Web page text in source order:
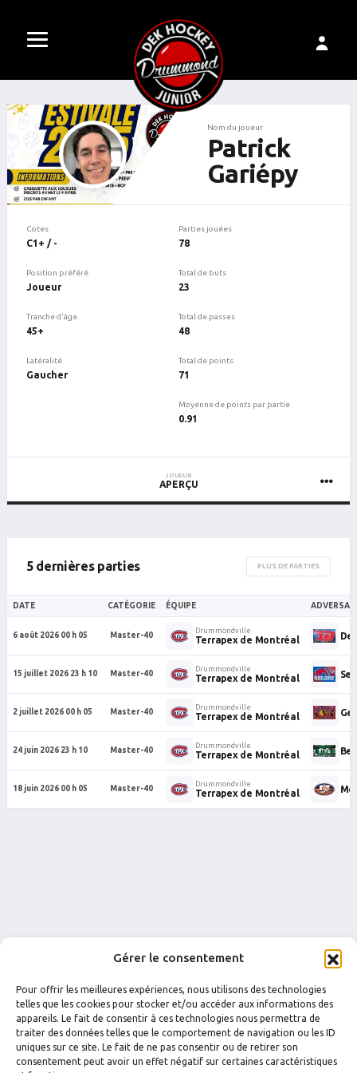
Gérer le consentement
Pour offrir les meilleures expériences, nous utilisons des technologies
telles que les cookies pour stocker et/ou accéder aux informations des
appareils. Le fait de consentir à ces technologies nous permettra de
traiter des données telles que le comportement de navigation ou les ID
uniques sur ce site. Le fait de ne pas consentir ou de retirer son
consentement peut avoir un effet négatif sur certaines caractéristiques
Nom du joueur
Patrick
Gariépy
Cotes
C1+ / -
Position préféré
Joueur
Tranche d'âge
45+
Latéralité
Gaucher
Parties jouées
78
Total de buts
23
Total de passes
48
Total de points
71
Moyenne de points par partie
0.91
JOUEUR
APERÇU
5 dernières parties PLUS DE PARTIES
DATE CATÉGORIE ÉQUIPE
6 août 2026 00 h 05 Master-40
Drummondville
Terrapex de Montréal
15 juillet 2026 23 h 10 Master-40
Drummondville
Terrapex de Montréal
2 juillet 2026 00 h 05 Master-40
Drummondville
Terrapex de Montréal
24 juin 2026 23 h 10 Master-40
Drummondville
Terrapex de Montréal
18 juin 2026 00 h 05 Master-40
Drummondville
Terrapex de Montréal
FACEBOOK INSTAGRAM